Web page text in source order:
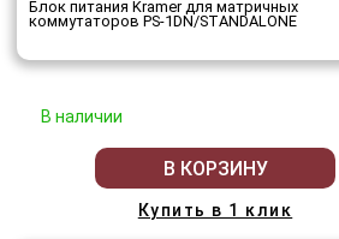
Блок питания Kramer для матричных
коммутаторов PS-1DN/STANDALONE
В наличии
В КОРЗИНУ
Купить в 1 клик